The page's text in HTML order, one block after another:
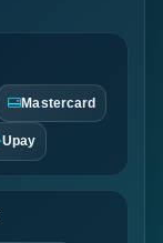
Mastercard
Upay